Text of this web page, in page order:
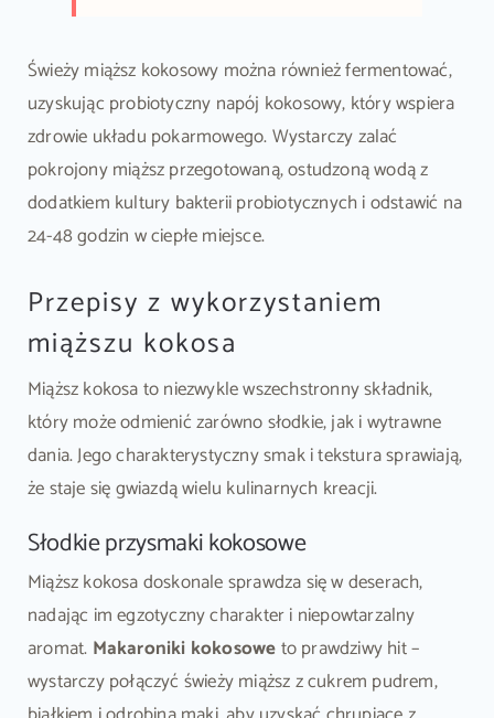
Świeży miąższ kokosowy można również fermentować,
uzyskując probiotyczny napój kokosowy, który wspiera
zdrowie układu pokarmowego. Wystarczy zalać
pokrojony miąższ przegotowaną, ostudzoną wodą z
dodatkiem kultury bakterii probiotycznych i odstawić na
24-48 godzin w ciepłe miejsce.
Przepisy z wykorzystaniem
miąższu kokosa
Miąższ kokosa to niezwykle wszechstronny składnik,
który może odmienić zarówno słodkie, jak i wytrawne
dania. Jego charakterystyczny smak i tekstura sprawiają,
że staje się gwiazdą wielu kulinarnych kreacji.
Słodkie przysmaki kokosowe
Miąższ kokosa doskonale sprawdza się w deserach,
nadając im egzotyczny charakter i niepowtarzalny
aromat. Makaroniki kokosoweto prawdziwy hit –
wystarczy połączyć świeży miąższ z cukrem pudrem,